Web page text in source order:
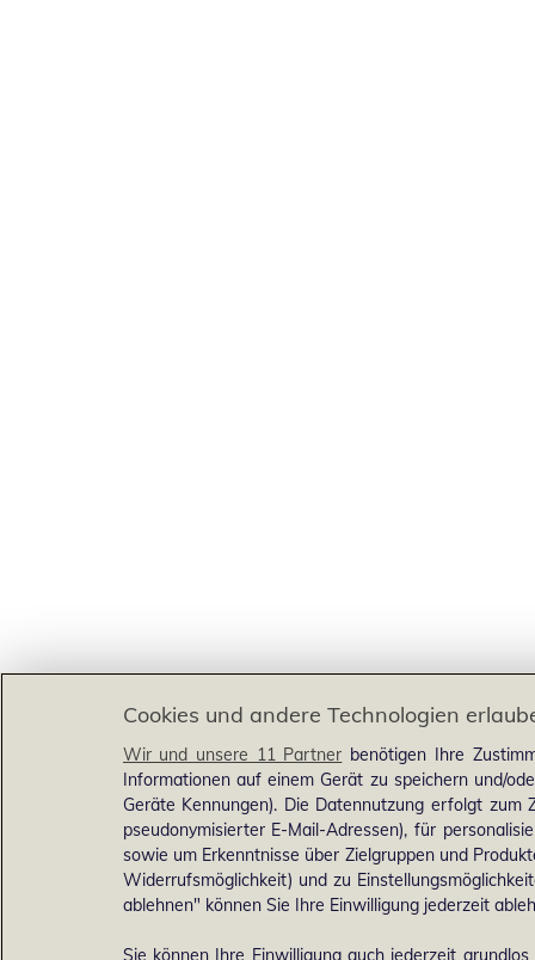
Cookies und andere Technologien
Wir und unsere 11 Partner benötigen Ihre
Informationen auf einem Gerät zu speichern und/
Geräte Kennungen). Die Datennutzung erfolgt
pseudonymisierter E-Mail-Adressen), für
sowie um Erkenntnisse über Zielgruppen und
Widerrufsmöglichkeit) und zu
ablehnen" können Sie Ihre Einwilligung jederzeit
Sie können Ihre Einwilligung auch jederzeit